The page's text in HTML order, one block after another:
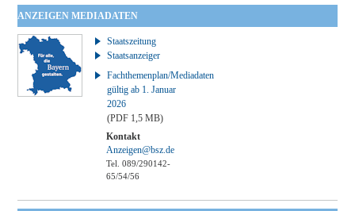
ANZEIGEN MEDIADATEN
Staatszeitung
Staatsanzeiger
Fachthemenplan/Mediadaten
gültig ab 1. Januar
2026
(PDF 1,5 MB)
Kontakt
Anzeigen@bsz.de
Tel. 089/290142-
65/54/56